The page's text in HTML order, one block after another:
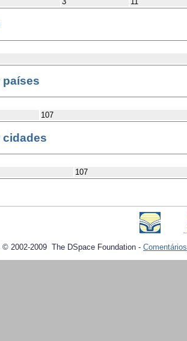
países
107
cidades
107
© 2002-2009 The DSpace Foundation - Comentários